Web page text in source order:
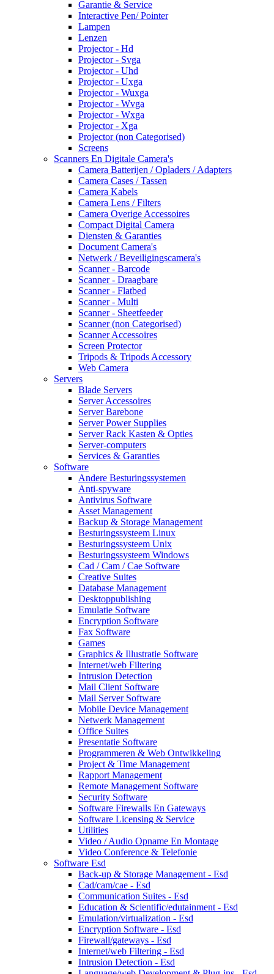
Garantie & Service
Interactive Pen/ Pointer
Lampen
Lenzen
Projector - Hd
Projector - Svga
Projector - Uhd
Projector - Uxga
Projector - Wuxga
Projector - Wvga
Projector - Wxga
Projector - Xga
Projector (non Categorised)
Screens
Scanners En Digitale Camera's
Camera Batterijen / Opladers / Adapters
Camera Cases / Tassen
Camera Kabels
Camera Lens / Filters
Camera Overige Accessoires
Compact Digital Camera
Diensten & Garanties
Document Camera's
Netwerk / Beveiligingscamera's
Scanner - Barcode
Scanner - Draagbare
Scanner - Flatbed
Scanner - Multi
Scanner - Sheetfeeder
Scanner (non Categorised)
Scanner Accessoires
Screen Protector
Tripods & Tripods Accessory
Web Camera
Servers
Blade Servers
Server Accessoires
Server Barebone
Server Power Supplies
Server Rack Kasten & Opties
Server-computers
Services & Garanties
Software
Andere Besturingssystemen
Anti-spyware
Antivirus Software
Asset Management
Backup & Storage Management
Besturingssysteem Linux
Besturingssysteem Unix
Besturingssysteem Windows
Cad / Cam / Cae Software
Creative Suites
Database Management
Desktoppublishing
Emulatie Software
Encryption Software
Fax Software
Games
Graphics & Illustratie Software
Internet/web Filtering
Intrusion Detection
Mail Client Software
Mail Server Software
Mobile Device Management
Netwerk Management
Office Suites
Presentatie Software
Programmeren & Web Ontwikkeling
Project & Time Management
Rapport Management
Remote Management Software
Security Software
Software Firewalls En Gateways
Software Licensing & Service
Utilities
Video / Audio Opname En Montage
Video Conference & Telefonie
Software Esd
Back-up & Storage Management - Esd
Cad/cam/cae - Esd
Communication Suites - Esd
Education & Scientific/edutainment - Esd
Emulation/virtualization - Esd
Encryption Software - Esd
Firewall/gateways - Esd
Internet/web Filtering - Esd
Intrusion Detection - Esd